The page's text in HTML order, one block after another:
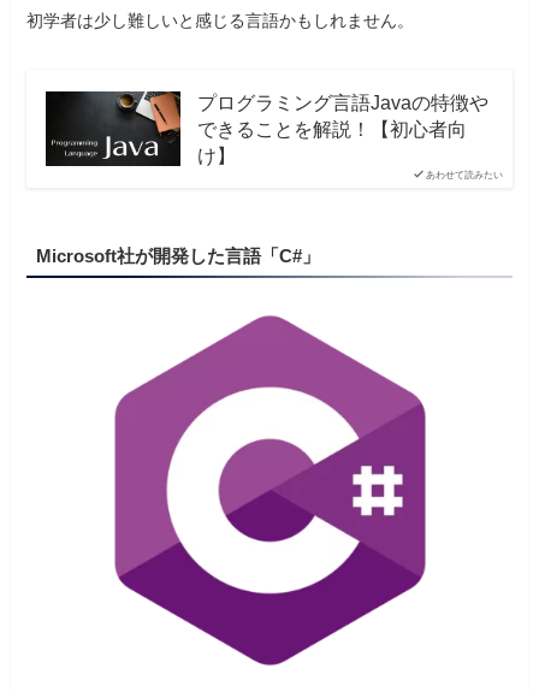
初学者は少し難しいと感じる言語かもしれません。
あわせて読みたい
プログラミング言語Javaの特徴や
できることを解説！【初心者向
け】
Microsoft社が開発した言語「C#」